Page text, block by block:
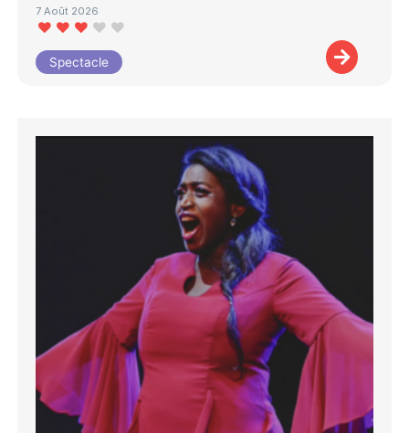
7 Août 2026
Spectacle